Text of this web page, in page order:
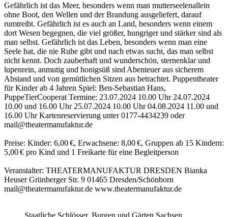
Gefährlich ist das Meer, besonders wenn man mutterseelenallein
ohne Boot, den Wellen und der Brandung ausgeliefert, darauf
rumtreibt. Gefährlich ist es auch an Land, besonders wenn einem
dort Wesen begegnen, die viel größer, hungriger und stärker sind als
man selbst. Gefährlich ist das Leben, besonders wenn man eine
Seele hat, die nie Ruhe gibt und nach etwas sucht, das man selbst
nicht kennt. Doch zauberhaft und wunderschön, sternenklar und
lupenrein, anmutig und honigsüß sind Abenteuer aus sicherem
Abstand und von gemütlichen Sitzen aus betrachtet. Puppentheater
für Kinder ab 4 Jahren Spiel: Ben-Sebastian Hans,
PuppeTierCooperat Termine: 23.07.2024 10.00 Uhr 24.07.2024
10.00 und 16.00 Uhr 25.07.2024 10.00 Uhr 04.08.2024 11.00 und
16.00 Uhr Kartenreservierung unter 0177-4434239 oder
mail@theatermanufaktur.de
Preise: Kinder: 6,00 €, Erwachsene: 8,00 €, Gruppen ab 15 Kindern:
5,00 € pro Kind und 1 Freikarte für eine Begleitperson
Veranstalter: THEATERMANUFAKTUR DRESDEN Bianka
Heuser Grünberger Str. 9 01465 Dresden/Schönborn
mail@theatermanufaktur.de www.theatermanufaktur.de
Staatliche Schlösser, Burgen und Gärten Sachsen